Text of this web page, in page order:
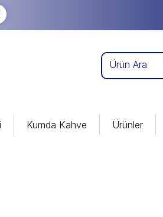
Kumda Kahve Ürünler